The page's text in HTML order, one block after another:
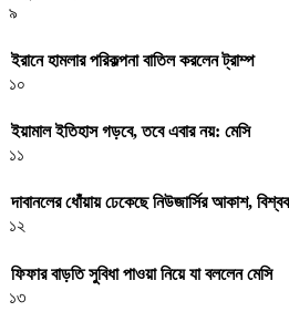
৯
ইরানে হামলার পরিকল্পনা বাতিল করলেন ট্রাম্প
১০
ইয়ামাল ইতিহাস গড়বে, তবে এবার নয়: মেসি
১১
দাবানলের ধোঁয়ায় ঢেকেছে নিউজার্সির আকাশ,
১২
ফিফার বাড়তি সুবিধা পাওয়া নিয়ে যা বললেন মেসি
১৩